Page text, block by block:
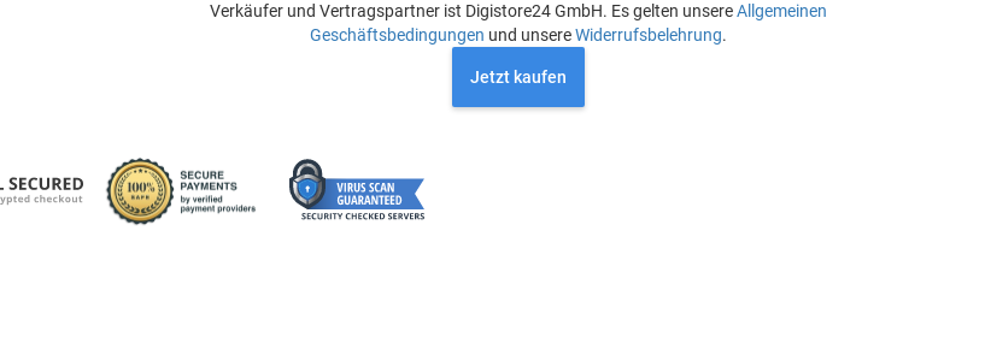
Verkäufer und Vertragspartner ist Digistore24 GmbH. Es gelten unsereAllgemeinen
Geschäftsbedingungen und unsereWiderrufsbelehrung.
Jetzt kaufen